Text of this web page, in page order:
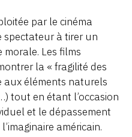
par le cinéma
spectateur à tirer un
morale. Les films
la « fragilité des
aux éléments naturels
tout en étant l’occasion
et le dépassement
américain.